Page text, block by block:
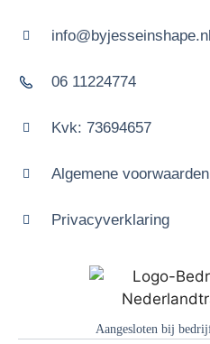
info@byjesseinshape.nl
06 11224774
Kvk: 73694657
Algemene voorwaarden
Privacyverklaring